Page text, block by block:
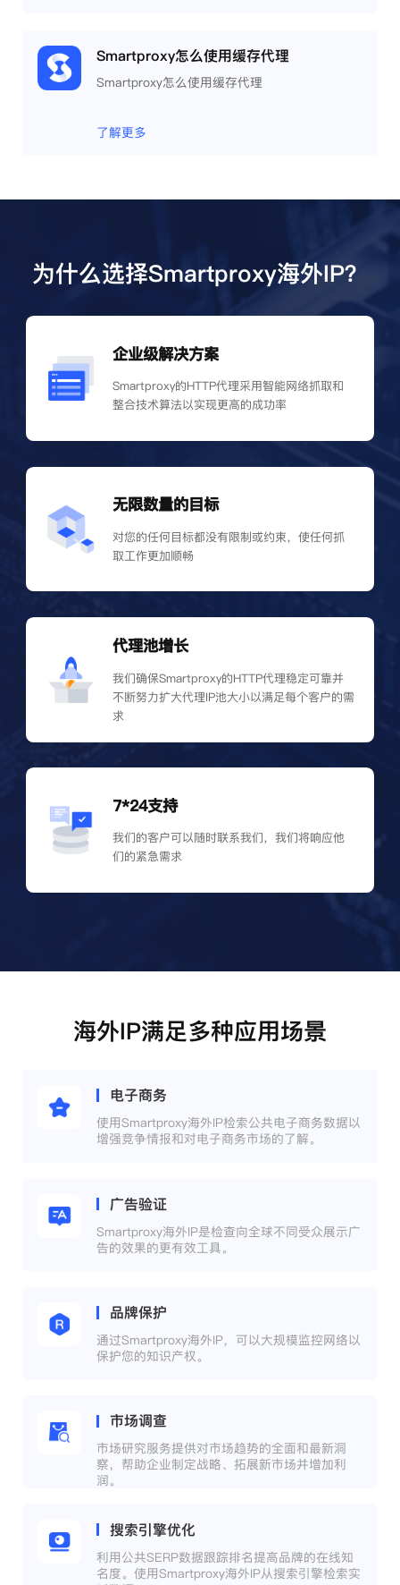
Smartproxy怎么使用缓存代理
Smartproxy怎么使用缓存代理
了解更多
为什么选择Smartproxy海外IP？
企业级解决方案
Smartproxy的HTTP代理采用智能网络抓取和
整合技术算法以实现更高的成功率
无限数量的目标
对您的任何目标都没有限制或约束，使任何抓
取工作更加顺畅
代理池增长
我们确保Smartproxy的HTTP代理稳定可靠并
不断努力扩大代理IP池大小以满足每个客户的需
求
7*24支持
我们的客户可以随时联系我们，我们将响应他
们的紧急需求
海外IP满足多种应用场景
电子商务
使用Smartproxy海外IP检索公共电子商务数据以
增强竞争情报和对电子商务市场的了解。
广告验证
Smartproxy海外IP是检查向全球不同受众展示广
告的效果的更有效工具。
品牌保护
通过Smartproxy海外IP，可以大规模监控网络以
保护您的知识产权。
市场调查
市场研究服务提供对市场趋势的全面和最新洞
察，帮助企业制定战略、拓展新市场并增加利
润。
搜索引擎优化
利用公共SERP数据跟踪排名提高品牌的在线知
名度。使用Smartproxy海外IP从搜索引擎检索实